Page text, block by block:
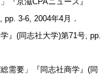
pp. 3-6, 2004年4月．
』(同志社大学)第71号, pp.
需要」『同志社商学』(同